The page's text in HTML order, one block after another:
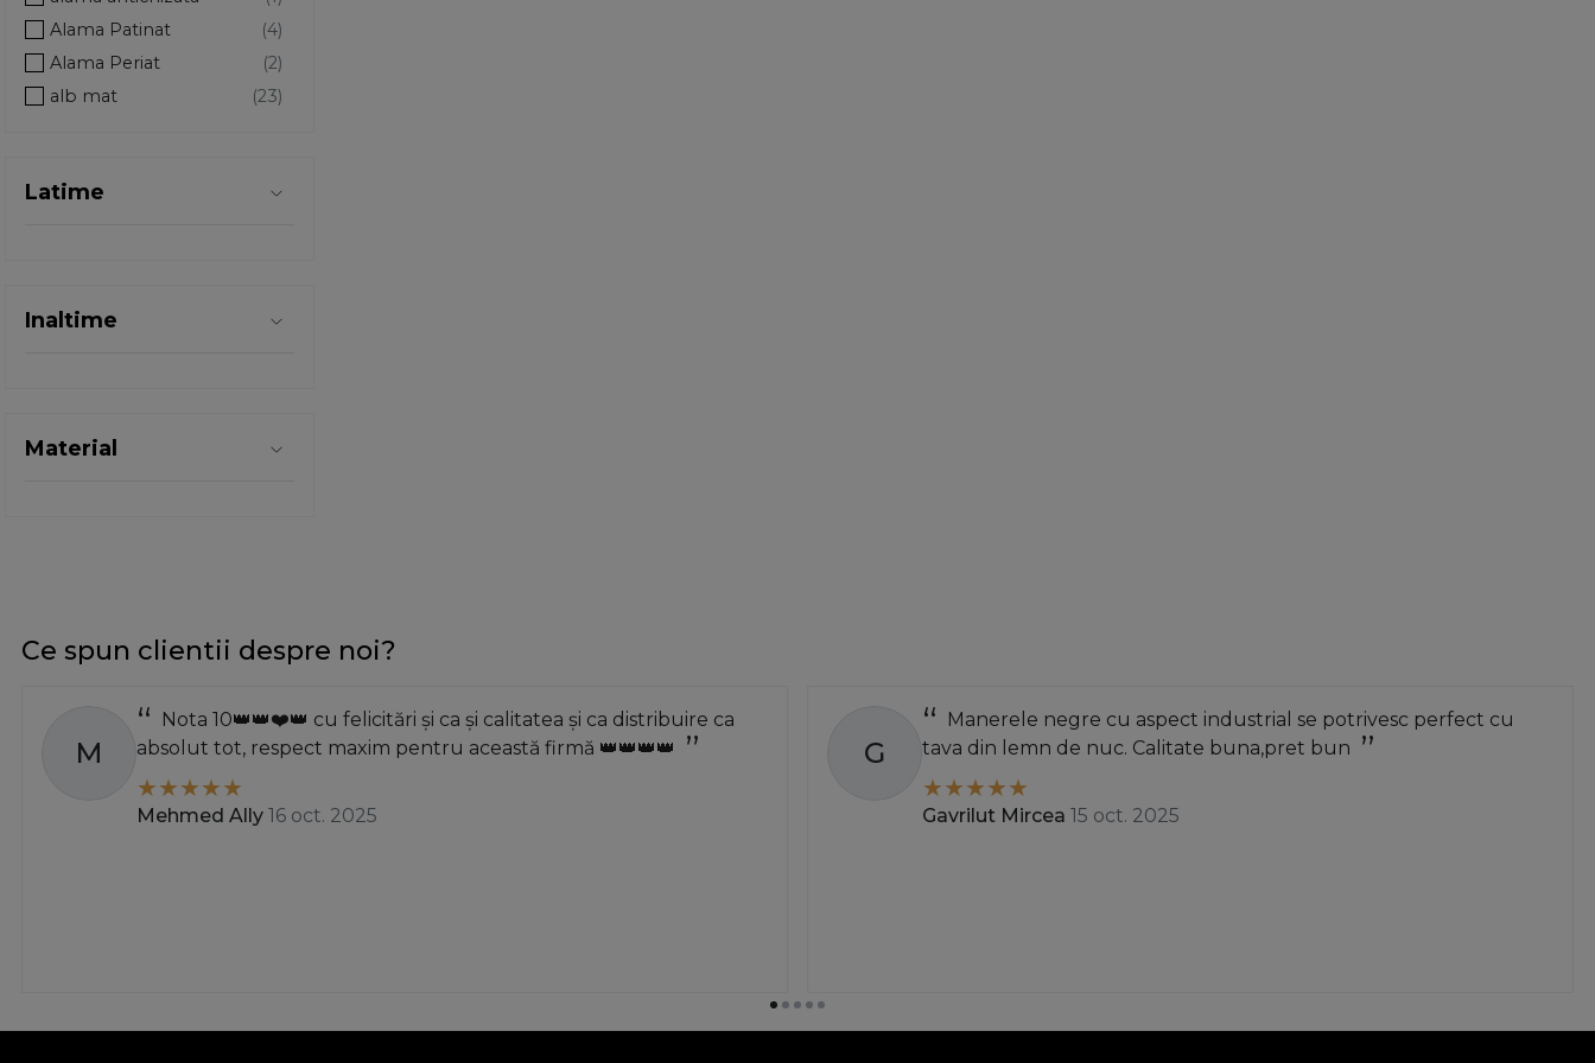
Alama Patinat
Alama Periat
alb mat
Aluminiu / Wenge
alun inchis - mat
Argintiu antichizat
auriu antichizat
auriu lucios
auriu periat
cires
Latime
Inaltime
Material
Ce spun clientii despre noi?
M
Nota 10👑👑❤️👑 cu felicitări și ca și calitatea și ca distribuire ca
absolut tot, respect maxim pentru această firmă 👑👑👑👑
Mehmed Ally 16 oct. 2025
G
Manerele negre cu aspect industrial se potrivesc perfect cu
tava din lemn de nuc. Calitate buna,pret bun
Gavrilut Mircea 15 oct. 2025